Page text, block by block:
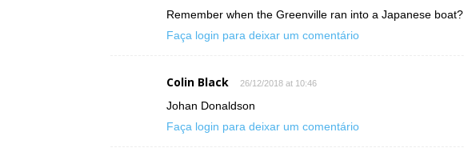
Remember when the Greenville ran into a Japanese boat?
Faça login para deixar um comentário
Colin Black 26/12/2018 at 10:46
Johan Donaldson
Faça login para deixar um comentário